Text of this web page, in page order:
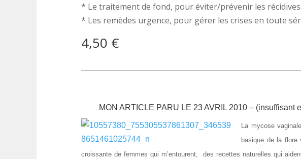
* Le traitement de fond, pour éviter/prévenir les récidives
* Les remèdes urgence, pour gérer les crises en toute
4,50 €
MON ARTICLE PARU LE 23 AVRIL 2010 –
La mycose
basique de la flore
croissante de femmes qui m’entourent, des recettes naturelles qui